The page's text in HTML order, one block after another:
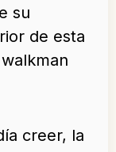
su
de esta
creer, la